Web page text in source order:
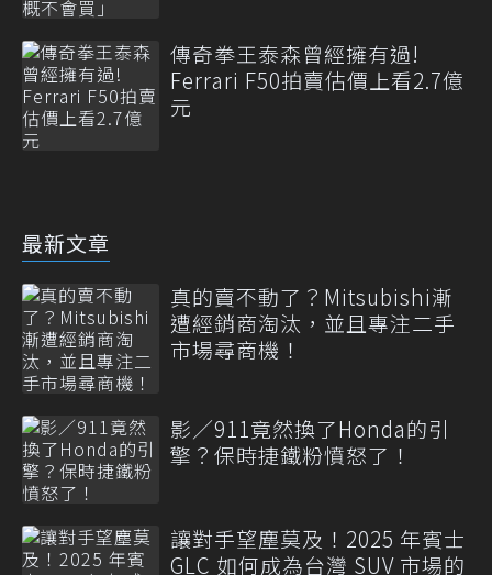
傳奇拳王泰森曾經擁有過!
Ferrari F50拍賣估價上看2.7億
元
最新文章
真的賣不動了？Mitsubishi漸
遭經銷商淘汰，並且專注二手
市場尋商機！
影／911竟然換了Honda的引
擎？保時捷鐵粉憤怒了！
讓對手望塵莫及！2025 年賓士
GLC 如何成為台灣 SUV 市場的